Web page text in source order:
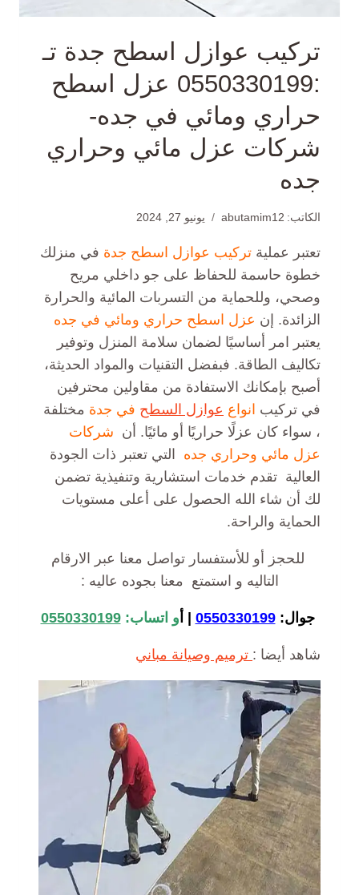
تركيب عوازل اسطح جدة تـ
:0550330199 عزل اسطح
حراري ومائي في جده-
شركات عزل مائي وحراري
جده
الكاتب: abutamim12 يونيو 27, 2024
تعتبر عملية تركيب عوازل اسطح جدة في منزلك
خطوة حاسمة للحفاظ على جو داخلي مريح
وصحي، وللحماية من التسربات المائية والحرارة
الزائدة. إن عزل اسطح حراري ومائي في جده
يعتبر امر أساسيًا لضمان سلامة المنزل وتوفير
تكاليف الطاقة. فبفضل التقنيات والمواد الحديثة،
أصبح بإمكانك الاستفادة من مقاولين محترفين
في تركيب انواع عوازل السطح في جدة مختلفة
، سواء كان عزلًا حراريًا أو مائيًا. أن شركات
عزل مائي وحراري جده
التي تعتبر ذات الجودة
العالية تقدم خدمات استشارية وتنفيذية تضمن
لك أن شاء الله الحصول على أعلى مستويات
الحماية والراحة.
للحجز أو للأستفسار تواصل معنا عبر الارقام
التاليه و استمتع معنا بجوده عاليه :
جوال:0550330199
| أو اتساب:0550330199
شاهد أيضا : ترميم وصيانة مباني